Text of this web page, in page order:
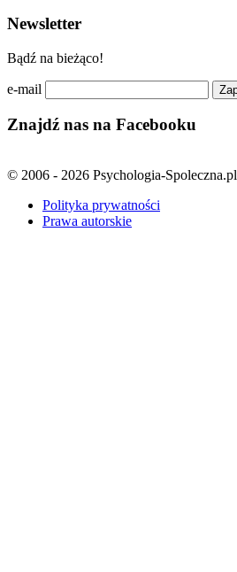
Newsletter
Bądź na bieżąco!
e-mail
Znajdź nas na Facebooku
© 2006 - 2026 Psychologia-Spoleczna.pl
Polityka prywatności
Prawa autorskie